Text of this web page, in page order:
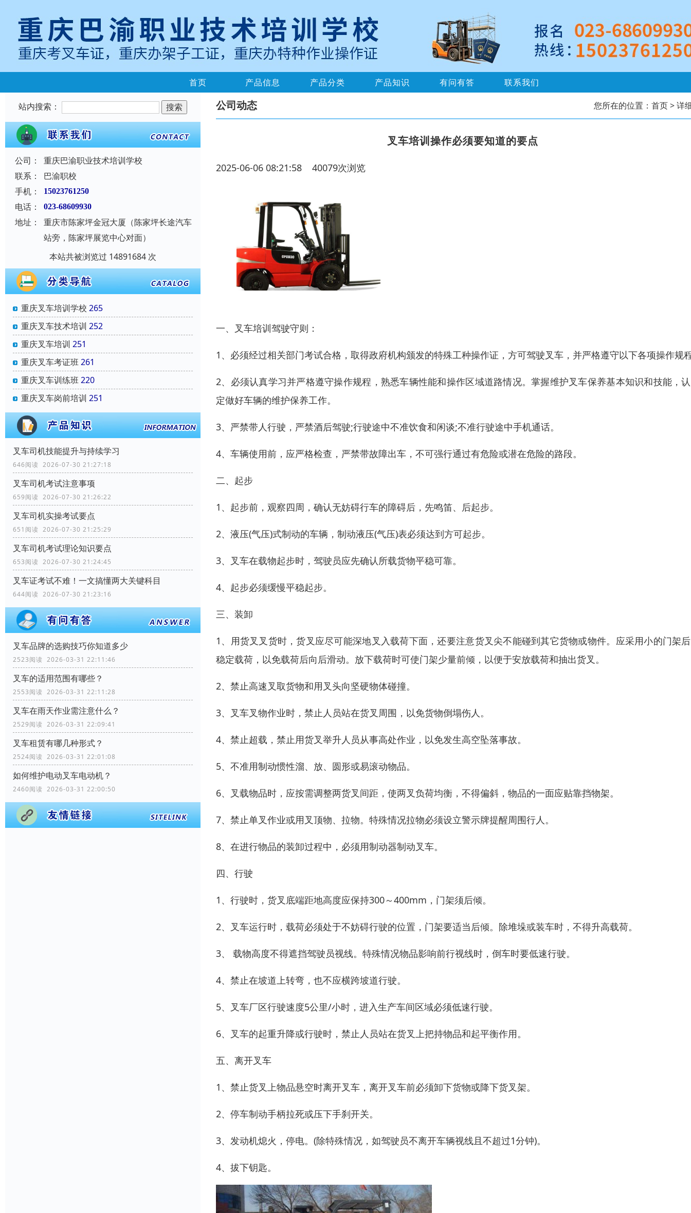
首页 产品信息 产品分类 产品知识 有问有答 联系我们
站内搜索：
公司：
重庆巴渝职业技术培训学校
联系：
巴渝职校
手机：
15023761250
电话： 023-68609930
地址：
重庆市陈家坪金冠大厦（陈家坪长途汽车
站旁，陈家坪展览中心对面）
本站共被浏览过 14891684 次
重庆叉车培训学校 265
重庆叉车技术培训 252
重庆叉车培训 251
重庆叉车考证班261
重庆叉车训练班220
重庆叉车岗前培训 251
叉车司机技能提升与持续学习
646阅读 2026-07-30 21:27:18
叉车司机考试注意事项
659阅读 2026-07-30 21:26:22
叉车司机实操考试要点
651阅读 2026-07-30 21:25:29
叉车司机考试理论知识要点
653阅读 2026-07-30 21:24:45
叉车证考试不难！一文搞懂两大关键科目
644阅读 2026-07-30 21:23:16
叉车品牌的选购技巧你知道多少
2523阅读 2026-03-31 22:11:46
叉车的适用范围有哪些？
2553阅读 2026-03-31 22:11:28
叉车在雨天作业需注意什么？
2529阅读 2026-03-31 22:09:41
叉车租赁有哪几种形式？
2524阅读 2026-03-31 22:01:08
如何维护电动叉车电动机？
2460阅读 2026-03-31 22:00:50
公司动态 您所在的位置： 首页> 详
叉车培训操作必须要知道的要点
2025-06-06 08:21:58 40079次浏览
一、叉车培训驾驶守则：
1、必须经过相关部门考试合格，取得政府机构颁发的特殊工种操作证，方可驾驶叉车，并严格遵守以下各项操作规
2、必须认真学习并严格遵守操作规程，熟悉车辆性能和操作区域道路情况。掌握维护叉车保养基本知识和技能，
定做好车辆的维护保养工作。
3、严禁带人行驶，严禁酒后驾驶;行驶途中不准饮食和闲谈;不准行驶途中手机通话。
4、车辆使用前，应严格检查，严禁带故障出车，不可强行通过有危险或潜在危险的路段。
二、起步
1、起步前，观察四周，确认无妨碍行车的障碍后，先鸣笛、后起步。
2、液压(气压)式制动的车辆，制动液压(气压)表必须达到方可起步。
3、叉车在载物起步时，驾驶员应先确认所载货物平稳可靠。
4、起步必须缓慢平稳起步。
三、装卸
1、用货叉叉货时，货叉应尽可能深地叉入载荷下面，还要注意货叉尖不能碰到其它货物或物件。应采用小的门架
稳定载荷，以免载荷后向后滑动。放下载荷时可使门架少量前倾，以便于安放载荷和抽出货叉。
2、禁止高速叉取货物和用叉头向坚硬物体碰撞。
3、叉车叉物作业时，禁止人员站在货叉周围，以免货物倒塌伤人。
4、禁止超载，禁止用货叉举升人员从事高处作业，以免发生高空坠落事故。
5、不准用制动惯性溜、放、圆形或易滚动物品。
6、叉载物品时，应按需调整两货叉间距，使两叉负荷均衡，不得偏斜，物品的一面应贴靠挡物架。
7、禁止单叉作业或用叉顶物、拉物。特殊情况拉物必须设立警示牌提醒周围行人。
8、在进行物品的装卸过程中，必须用制动器制动叉车。
四、行驶
1、行驶时，货叉底端距地高度应保持300～400mm，门架须后倾。
2、叉车运行时，载荷必须处于不妨碍行驶的位置，门架要适当后倾。除堆垛或装车时，不得升高载荷。
3、 载物高度不得遮挡驾驶员视线。特殊情况物品影响前行视线时，倒车时要低速行驶。
4、禁止在坡道上转弯，也不应横跨坡道行驶。
5、叉车厂区行驶速度5公里/小时，进入生产车间区域必须低速行驶。
6、叉车的起重升降或行驶时，禁止人员站在货叉上把持物品和起平衡作用。
五、离开叉车
1、禁止货叉上物品悬空时离开叉车，离开叉车前必须卸下货物或降下货叉架。
2、停车制动手柄拉死或压下手刹开关。
3、发动机熄火，停电。(除特殊情况，如驾驶员不离开车辆视线且不超过1分钟)。
4、拔下钥匙。